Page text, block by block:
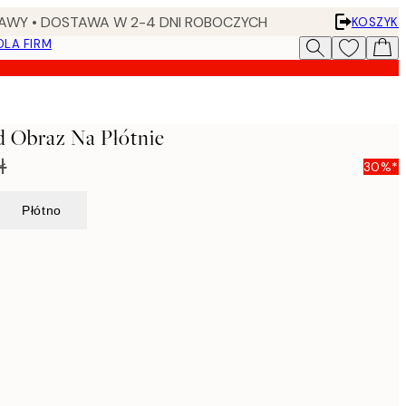
• DOSTAWA W 2-4 DNI ROBOCZYCH
KOSZYK
FIRM
Na Płótnie
30%*
Płótno